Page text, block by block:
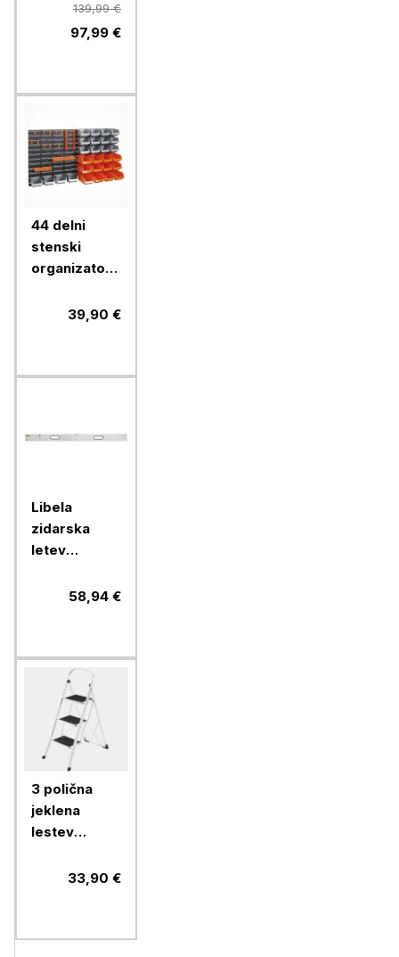
FZZ4005,139,99 €
97,99 €
44 delni
stenski
organizator
39,90 €
Libela
zidarska
letev
58,94 €
3 polična
jeklena
lestev
33,90 €